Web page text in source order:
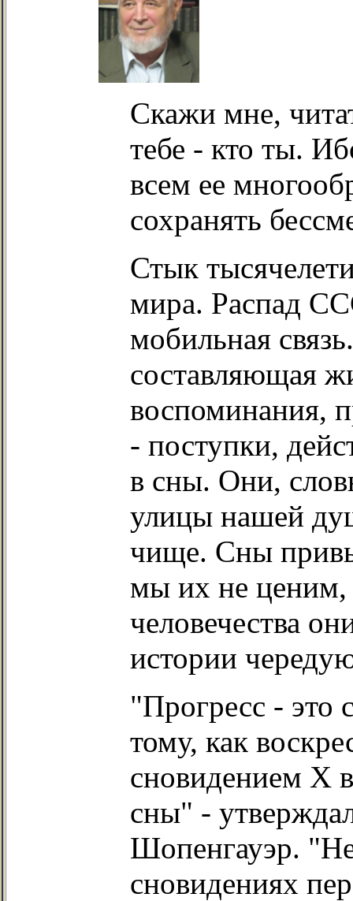
Скажи мне,
тебе - кто ты.
всем ее
сохранять
Стык
мира. Распад
мобильная
составляющая
воспоминания,
- поступки,
в сны. Они,
улицы нашей
чище. Сны
мы их не ценим,
человечества
истории
"Прогресс - это
тому, как
сновидением Х
сны" -
Шопенгауэр.
сновидениях